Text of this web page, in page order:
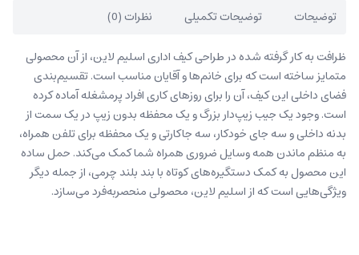
توضیحات توضیحات تکمیلی نظرات (0)
ظرافت به کار گرفته شده در طراحی کیف اداری اسلیم لاین، از آن محصولی
متمایز ساخته است که برای خانم‌ها و آقایان مناسب ‌است. تقسیم‌بندی
فضای داخلی این کیف، آن‌ را برای روزهای کاری افراد پرمشغله آماده کرده
است. وجود یک جیب زیپ‌دار بزرگ و یک محفظه بدون زیپ در یک سمت از
بدنه داخلی و سه جای خودکار، سه جاکارتی و یک محفظه برای تلفن همراه،
به‌ منظم ماندن همه وسایل ضروری همراه شما کمک می‌کند. حمل ساده
این محصول به کمک دستگیره‌های کوتاه با بند بلند چرمی، از جمله دیگر
ویژگی‌هایی است که از اسلیم لاین، محصولی منحصربه‌فرد می‌سازد.